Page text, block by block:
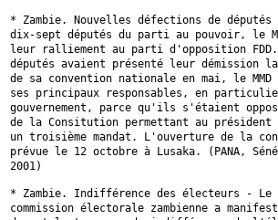
* Zambie. Nouvelles défections de
dix-sept députés du parti au pouvoir, le
leur ralliement au parti d'opposition
députés avaient présenté leur démission la
de sa convention nationale en mai, le
ses principaux responsables, en particulier
gouvernement, parce qu'ils s'étaient
de la Consitution permettant au président
un troisième mandat. L'ouverture de la
prévue le 12 octobre à Lusaka. (PANA,
2001)
* Zambie. Indifférence des électeurs -
commission électorale zambienne a